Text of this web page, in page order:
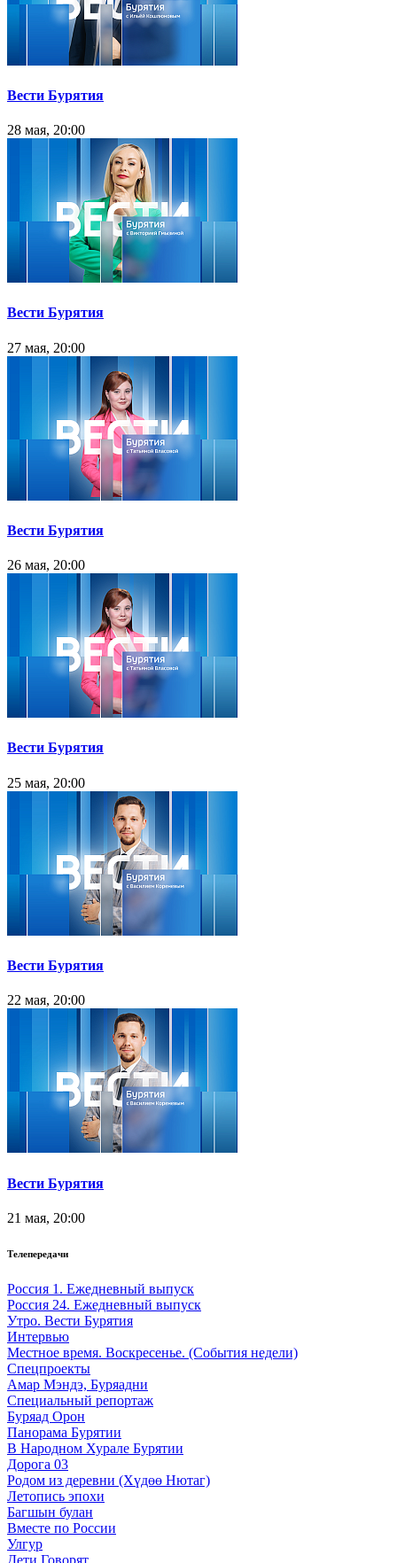
Вести Бурятия
28 мая, 20:00
Вести Бурятия
27 мая, 20:00
Вести Бурятия
26 мая, 20:00
Вести Бурятия
25 мая, 20:00
Вести Бурятия
22 мая, 20:00
Вести Бурятия
21 мая, 20:00
Телепередачи
Россия 1. Ежедневный выпуск
Россия 24. Ежедневный выпуск
Утро. Вести Бурятия
Интервью
Местное время. Воскресенье. (События недели)
Спецпроекты
Амар Мэндэ, Буряадни
Специальный репортаж
Буряад Орон
Панорама Бурятии
В Народном Хурале Бурятии
Дорога 03
Родом из деревни (Хүдөө Нютаг)
Летопись эпохи
Багшын булан
Вместе по России
Улгур
Дети Говорят